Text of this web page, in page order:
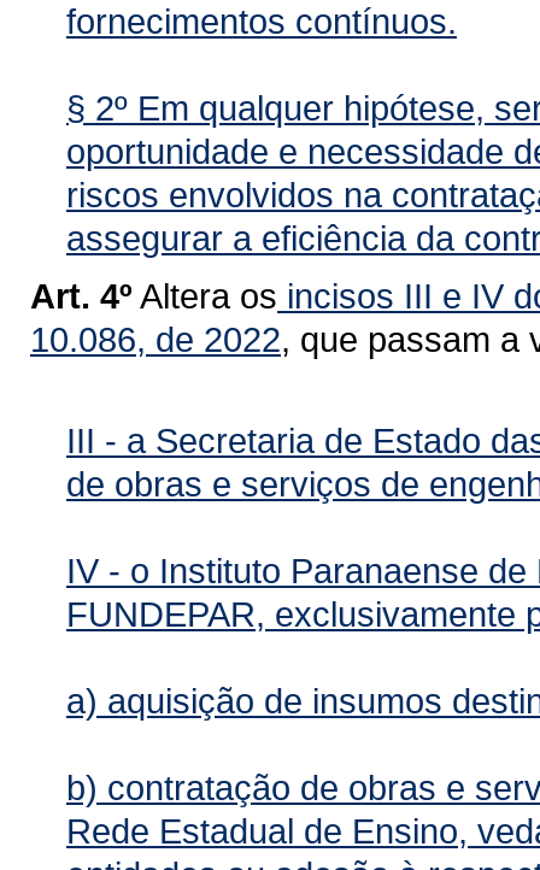
fornecimentos contínuos.
§ 2º Em qualquer hipótese,
oportunidade e necessidade
riscos envolvidos na
assegurar a eficiência da
Art. 4º Altera os incisos III e IV
10.086, de 2022, que passam a
III - a Secretaria de Estado
de obras e serviços de
IV - o Instituto Paranaense
FUNDEPAR, exclusivamente
a) aquisição de insumos
b) contratação de obras e
Rede Estadual de Ensino,